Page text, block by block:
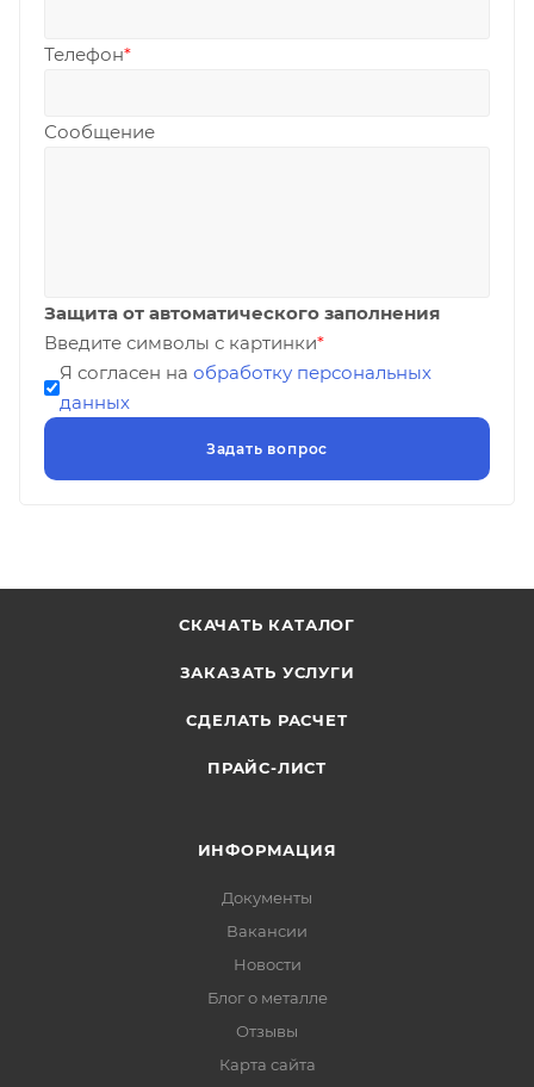
Телефон*
Сообщение
Защита от автоматического заполнения
Введите символы с картинки*
Я согласен на обработку персональных
данных
СКАЧАТЬ КАТАЛОГ
ЗАКАЗАТЬ УСЛУГИ
СДЕЛАТЬ РАСЧЕТ
ПРАЙС-ЛИСТ
ИНФОРМАЦИЯ
Документы
Вакансии
Новости
Блог о металле
Отзывы
Карта сайта